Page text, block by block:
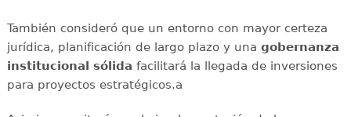
También consideró que un entorno con mayor certeza
jurídica, planificación de largo plazo y una gobernanza
institucional sólida facilitará la llegada de inversiones
para proyectos estratégicos.a